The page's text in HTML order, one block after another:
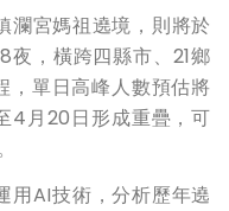
瀾宮媽祖遶境，則將於
夜，橫跨四縣市、21鄉
，單日高峰人數預估將
4月20日形成重疊，可
用AI技術，分析歷年遶